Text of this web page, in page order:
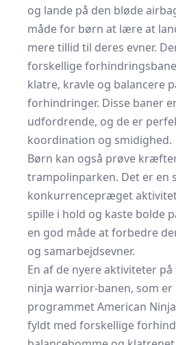
og lande på den bløde
måde for børn at lære at
mere tillid til deres evner.
forskellige
klatre, kravle og balancere
forhindringer. Disse baner
udfordrende, og de er
koordination og smidighed.
Børn kan også prøve
trampolinparken. Det er en
konkurrencepræget
spille i hold og kaste bolde
en god måde at forbedre
og samarbejdsevner.
En af de nyere aktiviteter
ninja warrior-banen, som
programmet American
fyldt med forskellige